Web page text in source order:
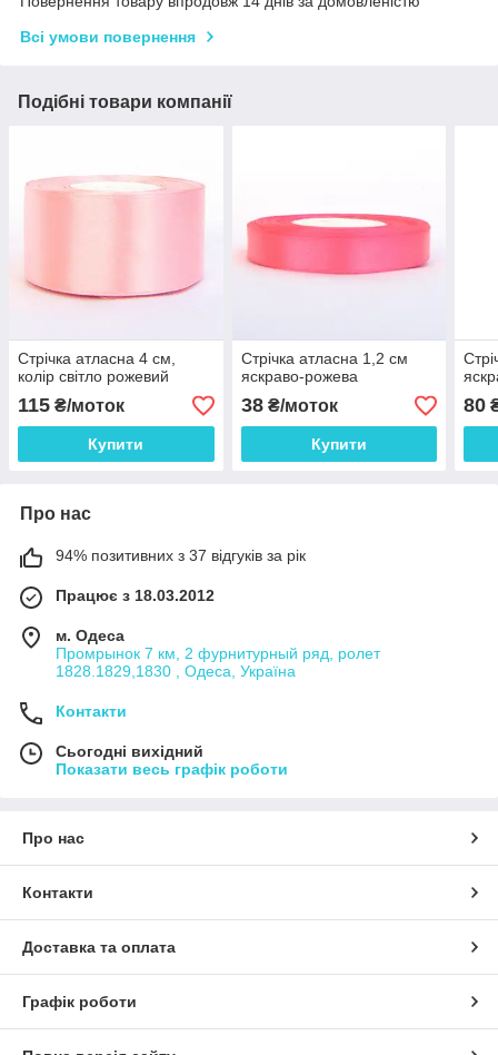
Всі умови повернення
Подібні товари компанії
Стрічка атласна 4 см,
колір світло рожевий
115 ₴/моток
Купити
Стрічка атласна 1,2 см
яскраво-рожева
38₴/моток
Купити
80
Про нас
94% позитивних з 37 відгуків за рік
Працює з 18.03.2012
м. Одеса
Промрынок 7 км, 2 фурнитурный ряд, ролет
1828.1829,1830 , Одеса, Україна
Контакти
Сьогодні вихідний
Показати весь графік роботи
Про нас
Контакти
Доставка та оплата
Графік роботи